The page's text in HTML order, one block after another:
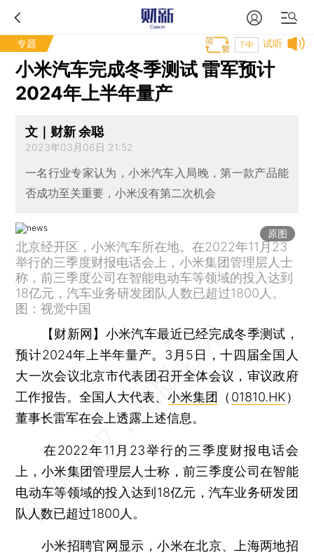
专题 试听
T中
小米汽车完成冬季测试 雷军预计
2024年上半年量产
文｜财新 余聪
2023年03月06日 21:52
一名行业专家认为，小米汽车入局晚，第一款产品能
否成功至关重要，小米没有第二次机会
原图
北京经开区，小米汽车所在地。在2022年11月23
举行的三季度财报电话会上，小米集团管理层人士
称，前三季度公司在智能电动车等领域的投入达到
18亿元，汽车业务研发团队人数已超过1800人。
图：视觉中国
【财新网】 小米汽车最近已经完成冬季测试，
预计2024年上半年量产。3月5日，十四届全国人
大一次会议北京市代表团召开全体会议，审议政府
工作报告。全国人大代表、小米集团 （ 01810.HK）
董事长雷军在会上透露上述信息。
在2022年11月23举行的三季度财报电话会
上，小米集团管理层人士称，前三季度公司在智能
电动车等领域的投入达到18亿元，汽车业务研发团
队人数已超过1800人。
小米招聘官网显示，小米在北京、上海两地招